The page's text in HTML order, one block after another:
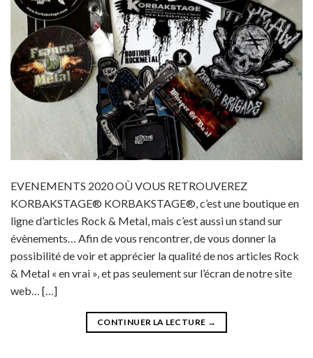
EVENEMENTS 2020 OÙ VOUS RETROUVEREZ
KORBAKSTAGE® KORBAKSTAGE®, c’est une boutique en
ligne d’articles Rock & Metal, mais c’est aussi un stand sur
évènements… Afin de vous rencontrer, de vous donner la
possibilité de voir et apprécier la qualité de nos articles Rock
& Metal « en vrai », et pas seulement sur l’écran de notre site
web… […]
CONTINUER LA LECTURE →